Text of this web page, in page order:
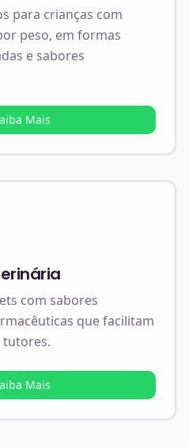
para crianças com
peso, em formas
e sabores
Mais
com sabores
que facilitam
tutores.
Mais